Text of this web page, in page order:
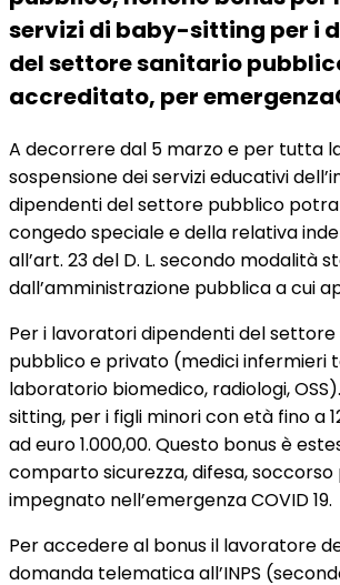
servizi di baby-sitting per i
del settore sanitario
accreditato, per
A decorrere dal 5 marzo e per tutta
sospensione dei servizi educativi
dipendenti del settore pubblico
congedo speciale e della relativa
all’art. 23 del D. L. secondo modalità
dall’amministrazione pubblica a cui
Per i lavoratori dipendenti del
pubblico e privato (medici infermieri
laboratorio biomedico, radiologi,
sitting, per i figli minori con età fino a
ad euro 1.000,00. Questo bonus è
comparto sicurezza, difesa,
impegnato nell’emergenza COVID 19.
Per accedere al bonus il lavoratore
domanda telematica all’INPS